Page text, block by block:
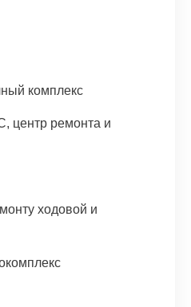
комплекс
ремонта и
ходовой и